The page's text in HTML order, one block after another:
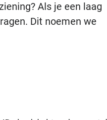
Als je een laag
Dit noemen we